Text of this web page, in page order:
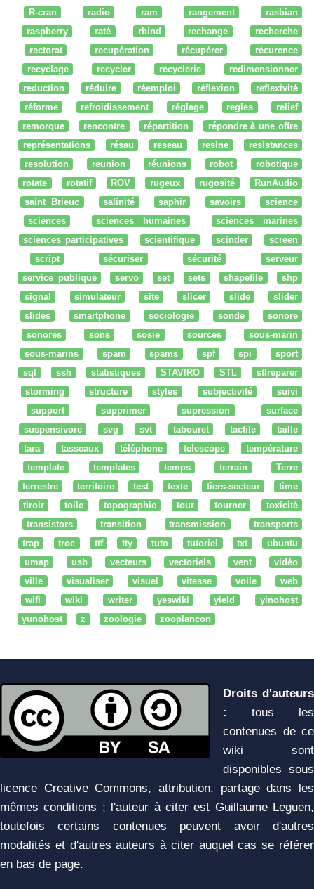
R-cran
radio ram rangement
rasbian
raspberry
raté rbind rechange
recherche
rectorat
recupération récupérer
récurence
recyclage
recycler recyclerie
redimensionner
reduction
réduire réemploi réflexion
reflexivité
réforme
refroidissement réglage regles
relief
remorque
rencontre répartition
répondre à une offre
représentations
résau reseau resine
resistances
resolution
reunion réunions robot
robotique
rotate
rotatif ROV rugeux rugosité
RunAudio
saint Brieuc
salinité saphir savoirs
science
sciences
sciences humaines
sciences marines
sciences participatives
scientifique scinder
screen
script
sécuriser sécurité
serveur
service_publique
servo set sets shapefile
shp
signal
simulateur site slicer slide
slider
slides
smartphone sociologie sonde
sonore
sonores
sons sosie sources
sous-marin
sous-marins
spam spams spf spi
sport
sql
ssh statistiques STAVIRO STL
stlreparer
storming
structure styles subjectivité
suivi
support
supprimer supression
surface
suspensivore
svg svt tabouret tactile
taille
tara
tasseaux téléphone telescope
température
template
templates temps terrain
Terre
terrestre
territoire test texte tiers-secteur
time
tiroir
toile topographie tour tourner
toxicité
transistors
transition transmission
transports
trap
troc ttf tty tuto tutoriel txt
ubuntu
umap
usb vecteurs vectoriels vent
vidéo
ville
visualiser visuel vitesse voile
web
wifi
wiki writer yeswiki yield
yinohost
yunohost
z zoologie zooplancon
Droits d'auteurs
:
tous les
contenues de ce
wiki sont
disponibles sous
licence Creative Commons, attribution, partage dans les
mêmes conditions ; l'auteur à citer est Guillaume Leguen,
toutefois certains contenues peuvent avoir d'autres
modalités et d'autres auteurs à citer auquel cas se référer
en bas de page.